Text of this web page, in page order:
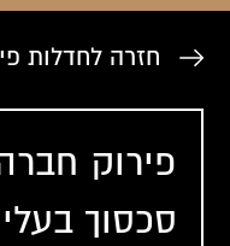
חזרה לחדלות
פירוק
סכסוך